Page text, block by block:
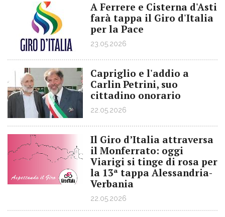
A Ferrere e Cisterna d'Asti
farà tappa il Giro d'Italia
per la Pace
23.05.2026
Capriglio e l'addio a
Carlin Petrini, suo
cittadino onorario
22.05.2026
Il Giro d’Italia attraversa
il Monferrato: oggi
Viarigi si tinge di rosa per
la 13ª tappa Alessandria-
Verbania
22.05.2026